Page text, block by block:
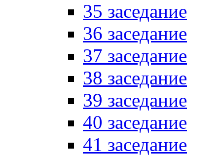
35 заседание
36 заседание
37 заседание
38 заседание
39 заседание
40 заседание
41 заседание